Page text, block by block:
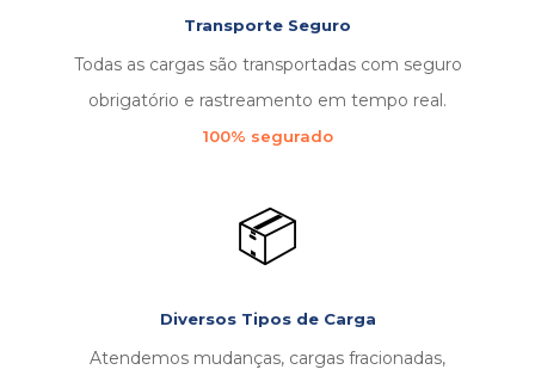
Transporte Seguro
Todas as cargas são transportadas com seguro
obrigatório e rastreamento em tempo real.
100% segurado
📦
Diversos Tipos de Carga
Atendemos mudanças, cargas fracionadas,